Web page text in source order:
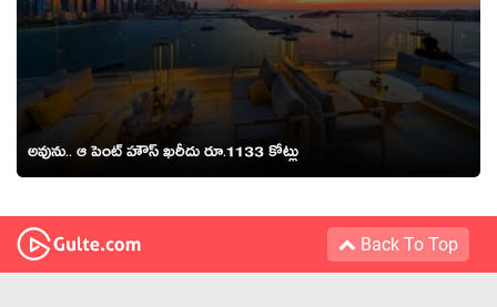
అవును.. ఆ పెంట్ హౌస్ ఖరీదు రూ.1133 కోట్లు
Back To Top